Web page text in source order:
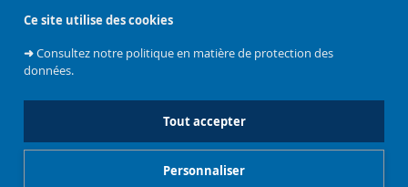
Ce site utilise des cookies
➜Consultez notre politique en matière de protection des
données.
Tout accepter
Personnaliser
l'Université
Bruxelles Contacts Emploi